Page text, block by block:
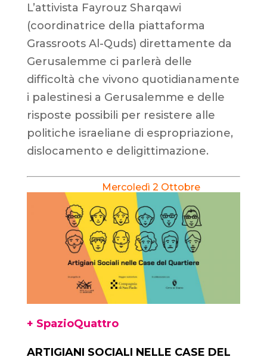
L’attivista Fayrouz Sharqawi
(coordinatrice della piattaforma
Grassroots Al-Quds) direttamente da
Gerusalemme ci parlerà delle
difficoltà che vivono quotidianamente
i palestinesi a Gerusalemme e delle
risposte possibili per resistere alle
politiche israeliane di espropriazione,
dislocamento e deligittimazione.
Mercoledì 2 Ottobre
+ SpazioQuattro
ARTIGIANI SOCIALI NELLE CASE DEL